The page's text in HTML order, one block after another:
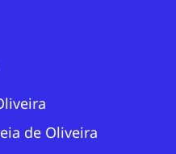
de Oliveira